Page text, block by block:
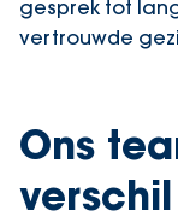
gesprek tot
vertrouwde
Ons
verschil